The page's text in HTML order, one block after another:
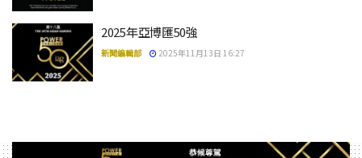
2025年亞博匯50強
新聞編輯部 2025年11月13日 16:27